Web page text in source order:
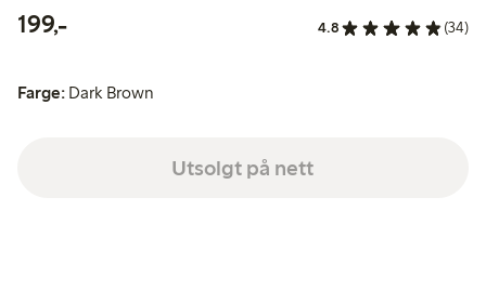
199,-199,00 kr 4.8 (34)
Farge: Dark Brown
Utsolgt på nett